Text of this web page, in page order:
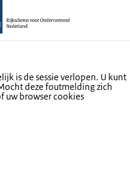
is de sessie verlopen. U kunt
deze foutmelding zich
uw browser cookies